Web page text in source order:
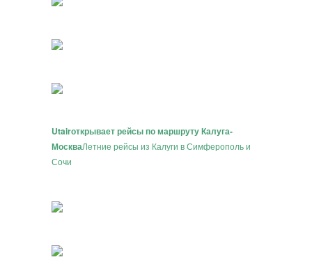
Utairоткрывает рейсы по маршруту Калуга-
МоскваЛетние рейсы из Калуги в Симферополь и
Сочи